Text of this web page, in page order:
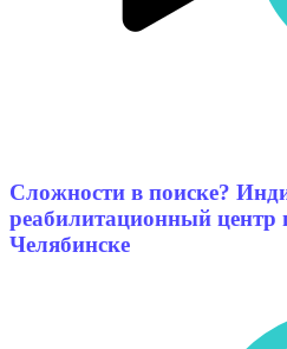
Сложности в поиске?
реабилитационный центр
Челябинске